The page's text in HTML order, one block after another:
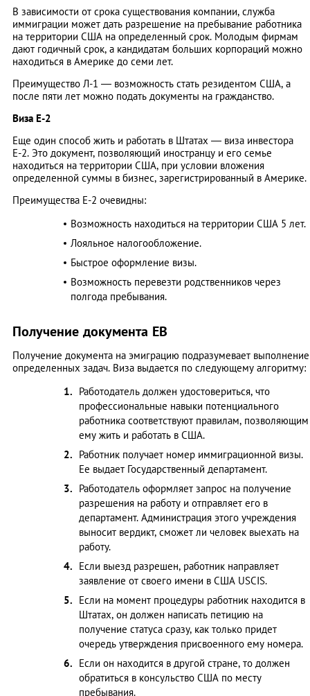
В зависимости от срока существования компании, служба
иммиграции может дать разрешение на пребывание работника
на территории США на определенный срок. Молодым фирмам
дают годичный срок, а кандидатам больших корпораций можно
находиться в Америке до семи лет.
Преимущество Л-1 — возможность стать резидентом США, а
после пяти лет можно подать документы на гражданство.
Виза Е-2
Еще один способ жить и работать в Штатах — виза инвестора
Е-2. Это документ, позволяющий иностранцу и его семье
находиться на территории США, при условии вложения
определенной суммы в бизнес, зарегистрированный в Америке.
Преимущества Е-2 очевидны:
Возможность находиться на территории США 5 лет.
Лояльное налогообложение.
Быстрое оформление визы.
Возможность перевезти родственников через
полгода пребывания.
Получение документа ЕВ
Получение документа на эмиграцию подразумевает выполнение
определенных задач. Виза выдается по следующему алгоритму:
Работодатель должен удостовериться, что
профессиональные навыки потенциального
работника соответствуют правилам, позволяющим
ему жить и работать в США.
Работник получает номер иммиграционной визы.
Ее выдает Государственный департамент.
Работодатель оформляет запрос на получение
разрешения на работу и отправляет его в
департамент. Администрация этого учреждения
выносит вердикт, сможет ли человек выехать на
работу.
Если выезд разрешен, работник направляет
заявление от своего имени в США USCIS.
Если на момент процедуры работник находится в
Штатах, он должен написать петицию на
получение статуса сразу, как только придет
очередь утверждения присвоенного ему номера.
Если он находится в другой стране, то должен
обратиться в консульство США по месту
пребывания.